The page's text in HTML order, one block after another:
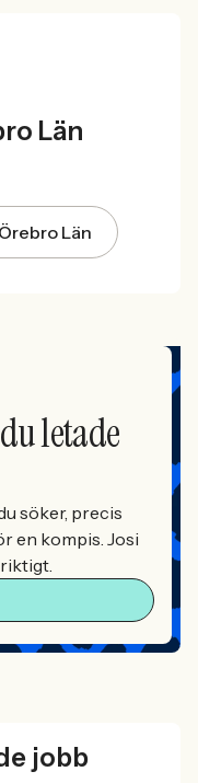
Län
Län
letade
söker, precis
en kompis. Josi
jobb